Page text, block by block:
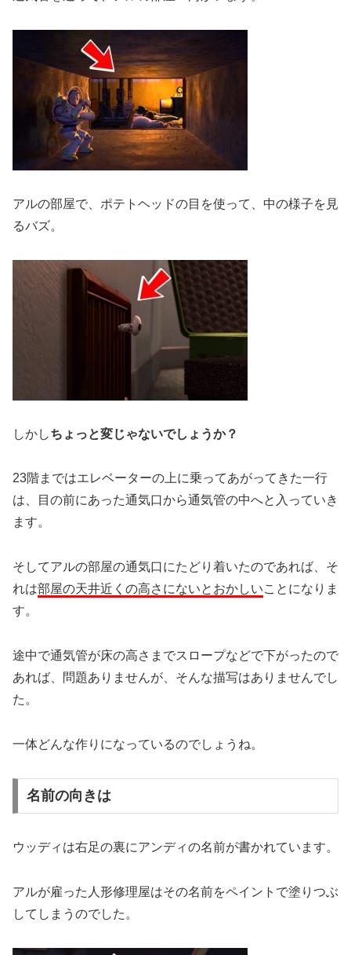
アルの部屋で、ポテトヘッドの目を使って、中の様子を見
るバズ。
しかしちょっと変じゃないでしょうか？
23階まではエレベーターの上に乗ってあがってきた一行
は、目の前にあった通気口から通気管の中へと入っていき
ます。
そしてアルの部屋の通気口にたどり着いたのであれば、そ
れは部屋の天井近くの高さにないとおかしいことになりま
す。
途中で通気管が床の高さまでスロープなどで下がったので
あれば、問題ありませんが、そんな描写はありませんでし
た。
一体どんな作りになっているのでしょうね。
名前の向きは
ウッディは右足の裏にアンディの名前が書かれています。
アルが雇った人形修理屋はその名前をペイントで塗りつぶ
してしまうのでした。